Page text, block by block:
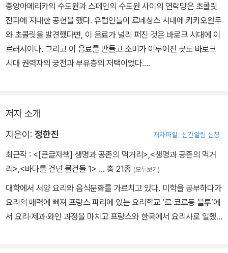
중앙아메리카의 수도원과 스페인의 수도원 사이의 연락망은 초콜릿
전파에 지대한 공헌을 했다. 유럽인들이 르네상스 시대에 카카오원두
와 초콜릿을 발견했다면, 이 음료가 널리 퍼진 것은 바로크 시대에 이
르러서이다. 그리고 이 음료를 만들고 소비가 이루어진 곳도 바로크
시대 권력자의 궁전과 부유층의 저택이었다.
다른 희귀한 수입품과 함께 수입된 초콜릿은 중과세 대상이었기 때문
페인에 도착한 이 신비로운 식품은 원기를 북돋우고 최음 효과가 있
다고 알려지면서 급속도로 퍼져나갔다. 초콜릿을 음료가 아니라 일조
의 '약'으로 받아들인 셈이다. ... 프랑스의 귀족 부인 마담 돌노니는 스
페인을 방문하였을 때 스페인의 초콜릿 문화에 대해 깊은 인상을 받
았던 모양이다. '사람들은 너무나 많은 후추와 향신료를 넣어 초콜릿
을 마시는데, 혀가 타지 않는 게 이상했다.' -- 본문 31~32쪽에서
저자 소개
지은이: 정한진 저자파일 신간알림 신청
최근작 : <[큰글자책] 생명과 공존의 먹거리> <생명과 공존의 먹거
리> <바다를 건넌 물건들 1> … 총 21종 (모두보기)
대학에서 서양 요리와 음식문화를 가르치고 있다. 미학을 공부하다가
요리의 매력에 빠져 프랑스 파리에 있는 요리학교 ‘르 코르동 블루’에
서 요리·제과·와인 과정을 마치고 프랑스와 한국에서 요리사로 일했